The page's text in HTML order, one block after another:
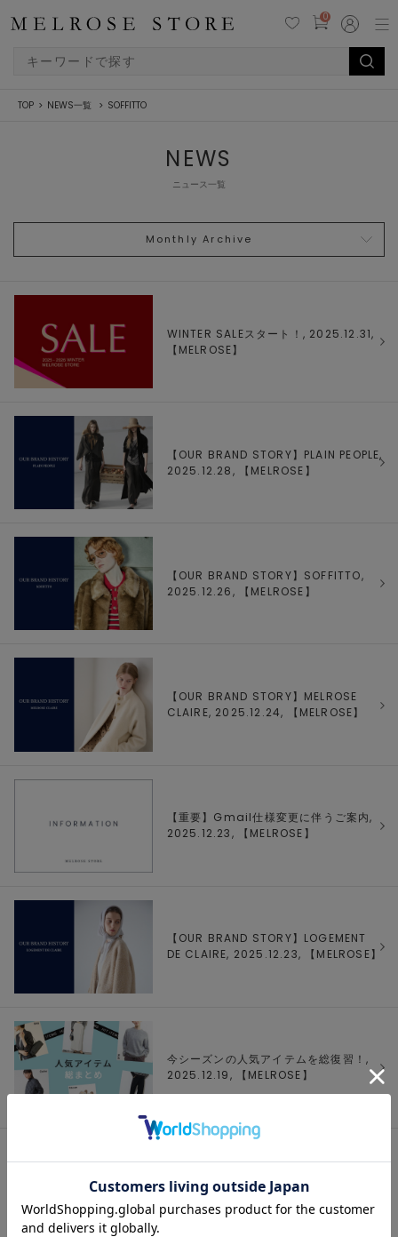
0
TOP NEWS一覧 SOFFITTO
NEWS
ニュース一覧
Monthly Archive
WINTER SALEスタート！, 2025.12.31,
【 MELROSE】
【OUR BRAND STORY】PLAIN PEOPLE,
2025.12.28, 【 MELROSE 】
【OUR BRAND STORY】SOFFITTO,
2025.12.26, 【 MELROSE 】
【OUR BRAND STORY】MELROSE
CLAIRE, 2025.12.24, 【 MELROSE】
【重要】Gmail仕様変更に伴うご案内,
2025.12.23, 【 MELROSE 】
【OUR BRAND STORY】LOGEMENT
DE CLAIRE, 2025.12.23, 【 MELROSE】
今シーズンの人気アイテムを総復習！,
2025.12.19, 【 MELROSE 】
【OUR BRAND STORY】MEN'S
MELROSE, 2025.12.15, 【MELROSE